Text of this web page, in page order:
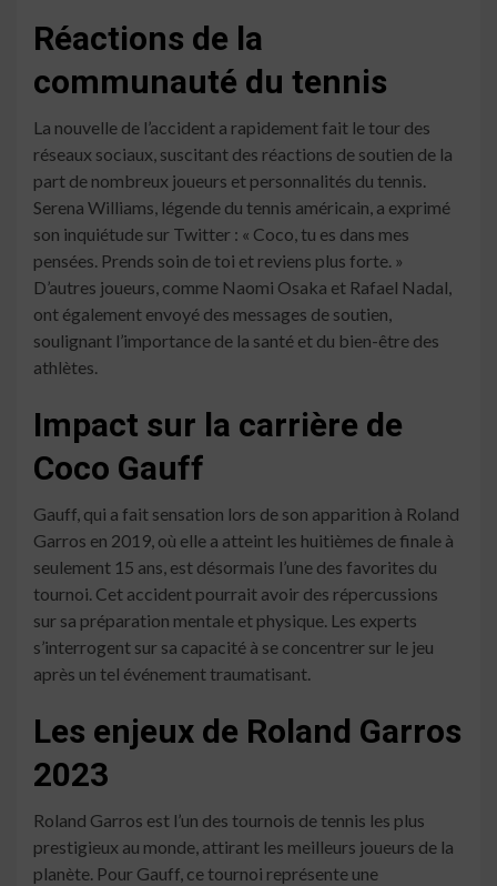
Réactions de la
communauté du tennis
La nouvelle de l’accident a rapidement fait le tour des
réseaux sociaux, suscitant des réactions de soutien de la
part de nombreux joueurs et personnalités du tennis.
Serena Williams, légende du tennis américain, a exprimé
son inquiétude sur Twitter : « Coco, tu es dans mes
pensées. Prends soin de toi et reviens plus forte. »
D’autres joueurs, comme Naomi Osaka et Rafael Nadal,
ont également envoyé des messages de soutien,
soulignant l’importance de la santé et du bien-être des
athlètes.
Impact sur la carrière de
Coco Gauff
Gauff, qui a fait sensation lors de son apparition à Roland
Garros en 2019, où elle a atteint les huitièmes de finale à
seulement 15 ans, est désormais l’une des favorites du
tournoi. Cet accident pourrait avoir des répercussions
sur sa préparation mentale et physique. Les experts
s’interrogent sur sa capacité à se concentrer sur le jeu
après un tel événement traumatisant.
Les enjeux de Roland Garros
2023
Roland Garros est l’un des tournois de tennis les plus
prestigieux au monde, attirant les meilleurs joueurs de la
planète. Pour Gauff, ce tournoi représente une